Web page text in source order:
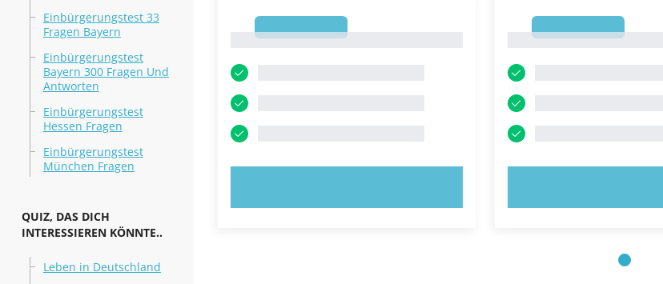
Einbürgerungstest 33
Fragen Bayern
Einbürgerungstest
Bayern 300 Fragen Und
Antworten
Einbürgerungstest
Hessen Fragen
Einbürgerungstest
München Fragen
QUIZ, DAS DICH
INTERESSIEREN KÖNNTE..
Leben in Deutschland